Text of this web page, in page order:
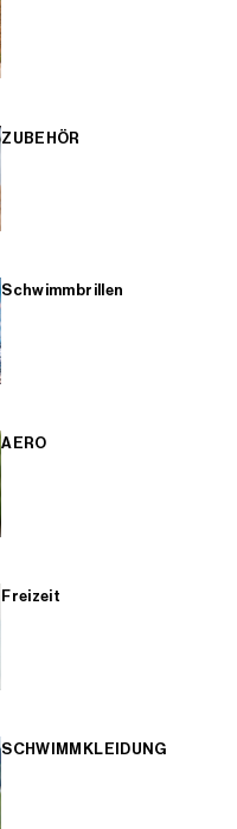
ZUBEHÖR
Schwimmbrillen
AERO
Freizeit
SCHWIMMKLEIDUNG